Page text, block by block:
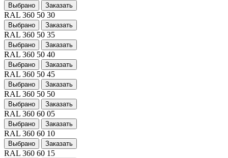
Выбрано Заказать
RAL 360 50 30
Выбрано Заказать
RAL 360 50 35
Выбрано Заказать
RAL 360 50 40
Выбрано Заказать
RAL 360 50 45
Выбрано Заказать
RAL 360 50 50
Выбрано Заказать
RAL 360 60 05
Выбрано Заказать
RAL 360 60 10
Выбрано Заказать
RAL 360 60 15